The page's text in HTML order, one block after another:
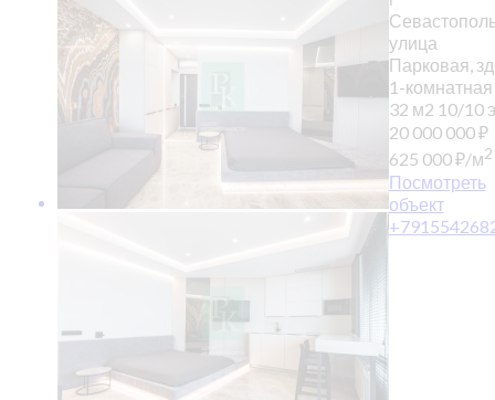
улица
Парковая,
1-комнатная
32 м2 10/10
20 000 000₽
625 000₽/м2
Посмотреть
объект